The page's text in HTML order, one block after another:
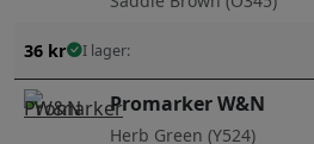
36 kr I lager:
Promarker W&N
Herb Green (Y524)